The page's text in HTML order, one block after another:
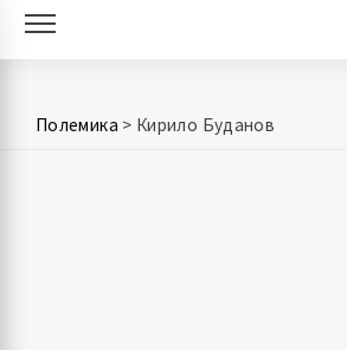
Skip
Полемика > Кирило Буданов